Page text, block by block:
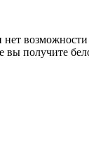
нет
получите